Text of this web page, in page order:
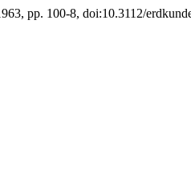
pp. 100-8, doi:10.3112/